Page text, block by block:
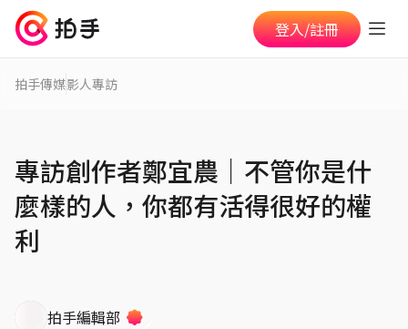
登入/註冊
拍手傳媒影人專訪
專訪創作者鄭宜農│不管你是什
麼樣的人，你都有活得很好的權
利
拍手編輯部